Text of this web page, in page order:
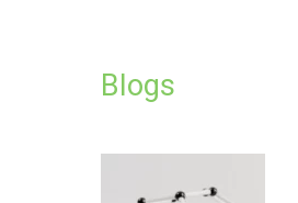
Blogs